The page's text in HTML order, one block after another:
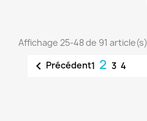
Affichage 25-48 de 91 article(s)
 Précédent1 2 3 4